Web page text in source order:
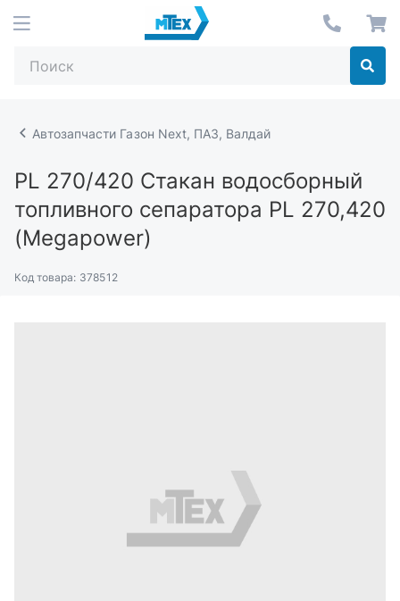
Автозапчасти Газон Next, ПАЗ, Валдай
PL 270/420 Стакан водосборный
топливного сепаратора PL 270,420
(Megapower)
Код товара: 378512